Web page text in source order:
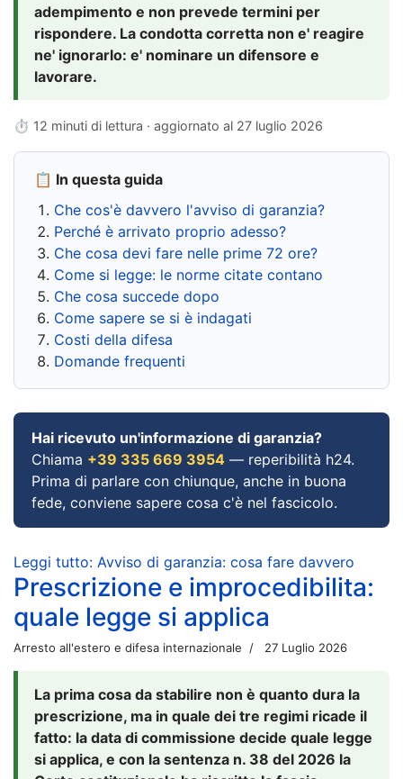
adempimento e non prevede termini per
rispondere. La condotta corretta non e' reagire
ne' ignorarlo: e' nominare un difensore e
lavorare.
⏱ 12 minuti di lettura · aggiornato al 27 luglio 2026
📋 In questa guida
Che cos'è davvero l'avviso di garanzia?
Perché è arrivato proprio adesso?
Che cosa devi fare nelle prime 72 ore?
Come si legge: le norme citate contano
Che cosa succede dopo
Come sapere se si è indagati
Costi della difesa
Domande frequenti
Hai ricevuto un'informazione di garanzia?
Chiama +39 335 669 3954 — reperibilità h24.
Prima di parlare con chiunque, anche in buona
fede, conviene sapere cosa c'è nel fascicolo.
Leggi tutto: Avviso di garanzia: cosa fare davvero
Prescrizione e improcedibilita:
quale legge si applica
Arresto all'estero e difesa internazionale 27 Luglio 2026
La prima cosa da stabilire non è quanto dura la
prescrizione, ma in quale dei tre regimi ricade il
fatto: la data di commissione decide quale legge
si applica, e con la sentenza n. 38 del 2026 la